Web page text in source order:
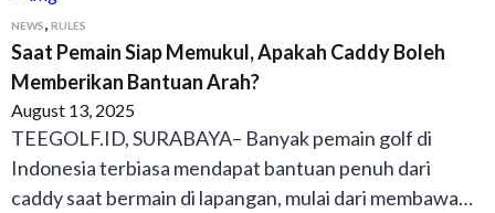
NEWS RULES
Saat Pemain Siap Memukul, Apakah Caddy Boleh
Memberikan Bantuan Arah?
August 13, 2025
TEEGOLF.ID, SURABAYA– Banyak pemain golf di
Indonesia terbiasa mendapat bantuan penuh dari
caddy saat bermain di lapangan, mulai dari membawa…